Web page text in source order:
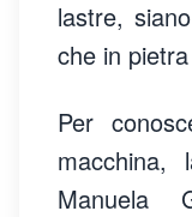
lastre,
che in
Per
macchina,
Manuela